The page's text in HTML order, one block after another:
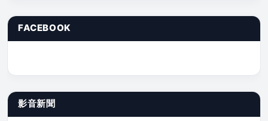
FACEBOOK
影音新聞